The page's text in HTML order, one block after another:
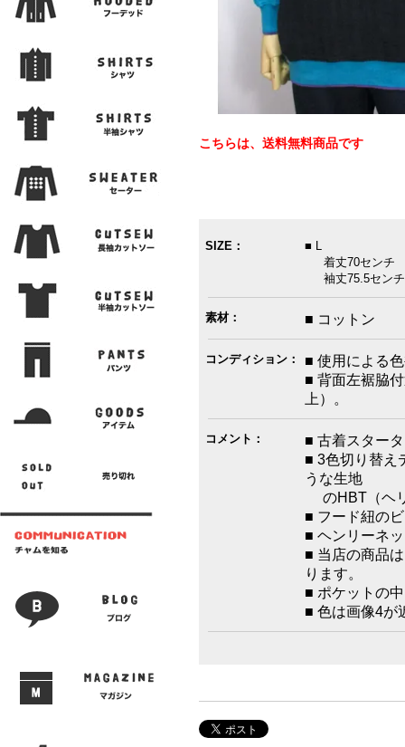
こちらは、送料無料商品です
SIZE：
■ L
着丈70センチ
袖丈75.5セン
素材： ■ コットン
コンディション：
■ 使用による
■ 背面左裾脇
上）。
コメント：
■ 古着スター
■ 3色切り替え
うな生地
のHBT（ヘ
■ フード紐の
■ ヘンリーネ
■ 当店の商品
ります。
■ ポケットの
■ 色は画像4が